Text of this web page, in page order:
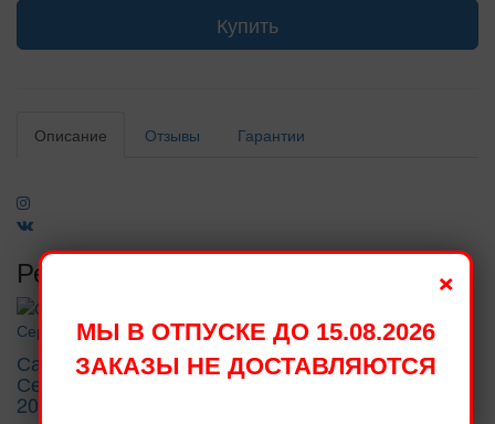
Купить
Описание Отзывы Гарантии
Рекомендуемые товары
Салфетки Холодное
Сердце 33 см х 33 см
20 шт
Свеча Цифра 1
розовая с цветком,
×
МЫ В ОТПУСКЕ ДО 15.08.2026
ЗАКАЗЫ НЕ ДОСТАВЛЯЮТСЯ